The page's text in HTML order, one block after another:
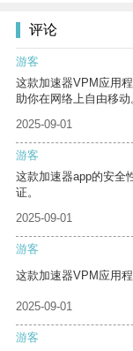
评论
游客
这款加速器VPM应用
助你在网络上自由移动
2025-09-01
游客
这款加速器app的安全
证。
2025-09-01
游客
这款加速器VPM应用
2025-09-01
游客